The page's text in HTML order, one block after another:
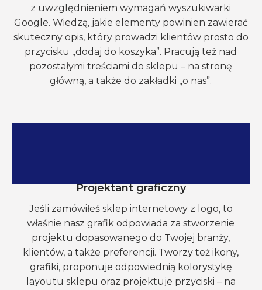
z uwzględnieniem wymagań wyszukiwarki
Google. Wiedzą, jakie elementy powinien zawierać
skuteczny opis, który prowadzi klientów prosto do
przycisku „dodaj do koszyka”. Pracują też nad
pozostałymi treściami do sklepu – na stronę
główną, a także do zakładki „o nas”.
Projektant graficzny
Jeśli zamówiłeś sklep internetowy z logo, to
właśnie nasz grafik odpowiada za stworzenie
projektu dopasowanego do Twojej branży,
klientów, a także preferencji. Tworzy też ikony,
grafiki, proponuje odpowiednią kolorystykę
layoutu sklepu oraz projektuje przyciski – na